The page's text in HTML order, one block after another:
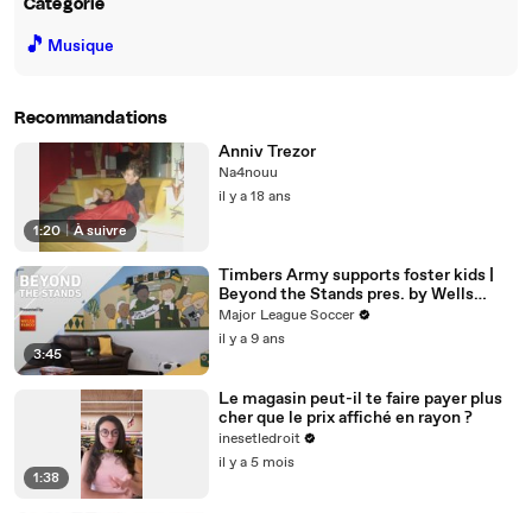
Catégorie
🎵 Musique
Recommandations
1:20 | À suivre
Anniv Trezor
Na4nouu
il y a 18 ans
3:45
Timbers Army supports foster kids |
Beyond the Stands pres. by Wells
Fargo
Major League Soccer
il y a 9 ans
1:38
Le magasin peut-il te faire payer plus
cher que le prix affiché en rayon ?
inesetledroit
il y a 5 mois